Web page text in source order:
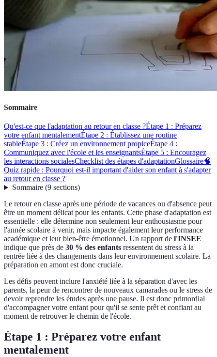
Sommaire
Qu'est-ce que l'adaptation au retour en classe ?Étape 1 : Préparez
votre enfant mentalementÉtape 2 : Établissez une routine
stableÉtape 3 : Créez un environnement propiceÉtape 4 :
Communiquez avec l'école et les enseignantsÉtape 5 : Encouragez
les interactions socialesChecklist des étapes d'adaptationGlossaire🧠
Quiz rapide : Pourquoi est-il important d'aider son enfant à s'adapter
au retour en classe ?
Sommaire(9 sections)
Le retour en classe après une période de vacances ou d'absence peut
être un moment délicat pour les enfants. Cette phase d'adaptation est
essentielle : elle détermine non seulement leur enthousiasme pour
l'année scolaire à venir, mais impacte également leur performance
académique et leur bien-être émotionnel. Un rapport de l'INSEE
indique que près de 30 % des enfants ressentent du stress à la
rentrée liée à des changements dans leur environnement scolaire. La
préparation en amont est donc cruciale.
Les défis peuvent inclure l'anxiété liée à la séparation d'avec les
parents, la peur de rencontrer de nouveaux camarades ou le stress de
devoir reprendre les études après une pause. Il est donc primordial
d'accompagner votre enfant pour qu'il se sente prêt et confiant au
moment de retrouver le chemin de l'école.
Étape 1 : Préparez votre enfant
mentalement